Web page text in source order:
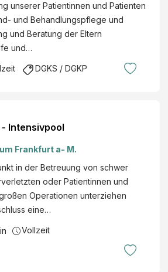
unserer Patientinnen und Patienten
und Behandlungspflege und
und Beratung der Eltern
und…
DGKS / DGKP
Intensivpool
Frankfurt a- M.
in der Betreuung von schwer
oder Patientinnen und
Operationen unterziehen
eine…
Vollzeit